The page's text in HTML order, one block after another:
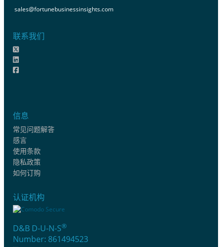
sales@fortunebusinessinsights.com
联系我们
信息
常见问题解答
感言
使用条款
隐私政策
如何订购
认证机构
D&B D-U-N-S®
Number: 861494523